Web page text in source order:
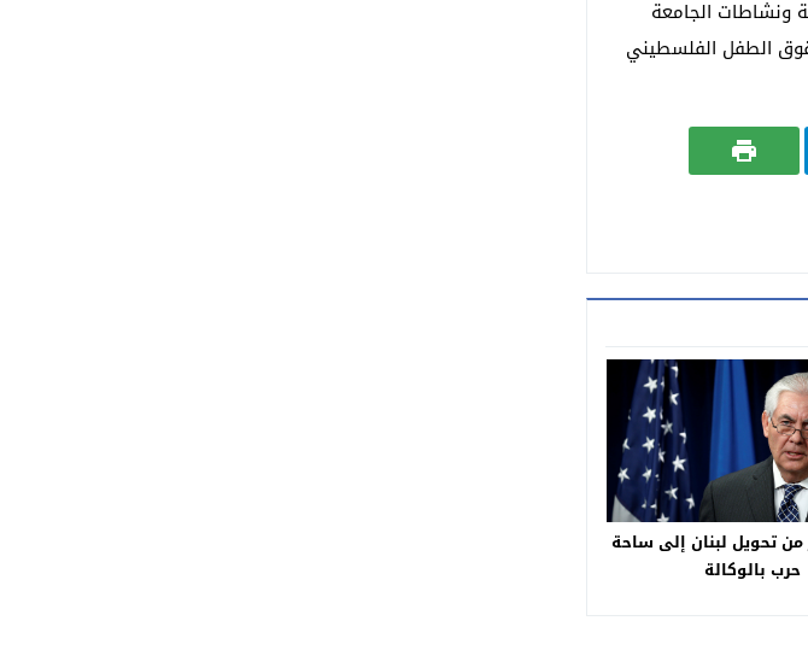
ونشاطات الجامعة
الطفل الفلسطيني
من تحويل لبنان إلى ساحة
حرب بالوكالة